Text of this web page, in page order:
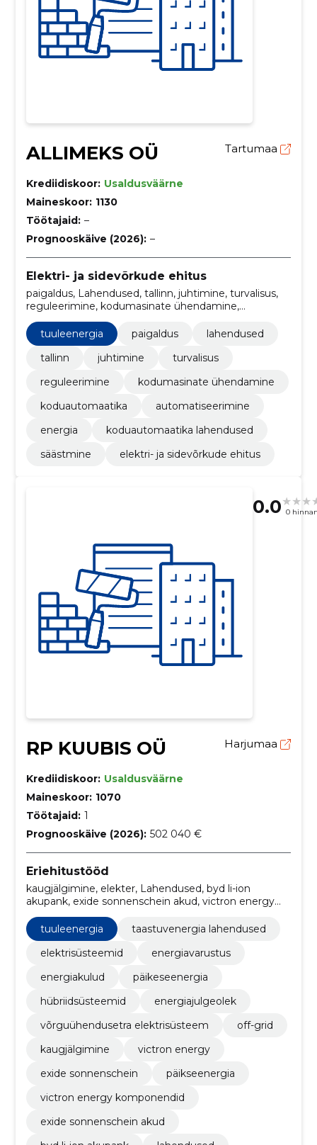
ALLIMEKS OÜ Tartumaa
Krediidiskoor: Usaldusväärne
Maineskoor: 1130
Töötajaid: –
Prognooskäive (2026): –
Elektri- ja sidevõrkude ehitus
paigaldus, Lahendused, tallinn, juhtimine, turvalisus,
reguleerimine, kodumasinate ühendamine,
tuuleenergia, koduautomaatika, automatiseerimine
tuuleenergia
paigaldus
lahendused
tallinn
juhtimine
turvalisus
reguleerimine
kodumasinate ühendamine
koduautomaatika
automatiseerimine
energia
koduautomaatika lahendused
säästmine
elektri- ja sidevõrkude ehitus
0.0 0
RP KUUBIS OÜ Harjumaa
Krediidiskoor: Usaldusväärne
Maineskoor: 1070
Töötajaid: 1
Prognooskäive (2026): 502 040 €
Eriehitustööd
kaugjälgimine, elekter, Lahendused, byd li-ion
akupank, exide sonnenschein akud, victron energy
komponendid, päikseenergia, tuuleenergia, exide
sonnenschein, victron energy
tuuleenergia
taastuvenergia lahendused
elektrisüsteemid
energiavarustus
energiakulud
päikeseenergia
hübriidsüsteemid
energiajulgeolek
võrguühendusetra elektrisüsteem
off-grid
kaugjälgimine
victron energy
exide sonnenschein
päikseenergia
victron energy komponendid
exide sonnenschein akud